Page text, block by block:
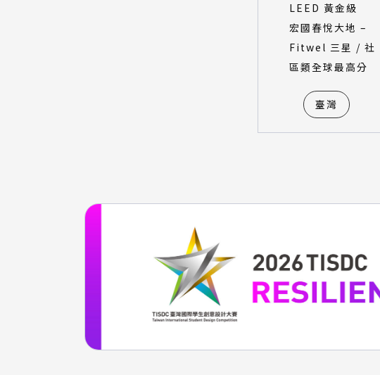
LEED 黃金級
宏國春悅大地 –
Fitwel 三星 / 社
區類全球最高分
臺灣